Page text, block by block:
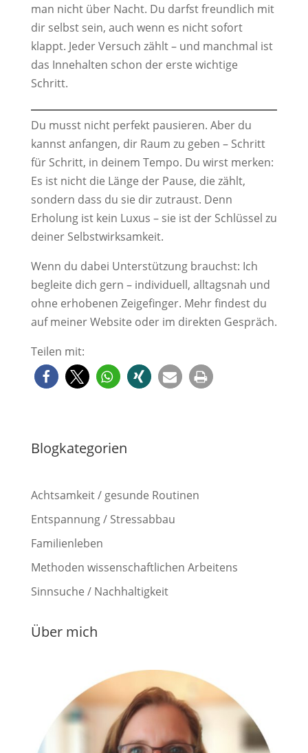
man nicht über Nacht. Du darfst freundlich mit
dir selbst sein, auch wenn es nicht sofort
klappt. Jeder Versuch zählt – und manchmal ist
das Innehalten schon der erste wichtige
Schritt.
Du musst nicht perfekt pausieren. Aber du
kannst anfangen, dir Raum zu geben – Schritt
für Schritt, in deinem Tempo. Du wirst merken:
Es ist nicht die Länge der Pause, die zählt,
sondern dass du sie dir zutraust. Denn
Erholung ist kein Luxus – sie ist der Schlüssel zu
deiner Selbstwirksamkeit.
Wenn du dabei Unterstützung brauchst: Ich
begleite dich gern – individuell, alltagsnah und
ohne erhobenen Zeigefinger. Mehr findest du
auf meiner Website oder im direkten Gespräch.
Teilen mit:
Blogkategorien
Achtsamkeit / gesunde Routinen
Entspannung / Stressabbau
Familienleben
Methoden wissenschaftlichen Arbeitens
Sinnsuche / Nachhaltigkeit
Über mich